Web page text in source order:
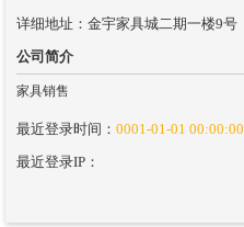
详细地址：金宇家具城二期一楼9号
公司简介
家具销售
最近登录时间： 0001-01-01 00:00:00
最近登录IP：